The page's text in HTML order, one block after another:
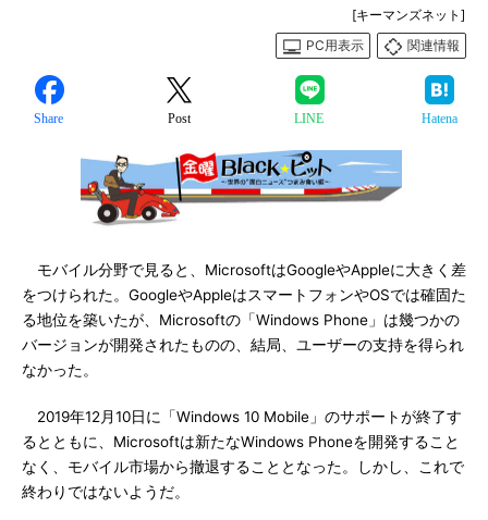
[キーマンズネット]
PC用表示
関連情報
Share Post LINE Hatena
モバイル分野で見ると、MicrosoftはGoogleやAppleに大きく差
をつけられた。GoogleやAppleはスマートフォンやOSでは確固た
る地位を築いたが、Microsoftの「Windows Phone」は幾つかの
バージョンが開発されたものの、結局、ユーザーの支持を得られ
なかった。
2019年12月10日に「Windows 10 Mobile」のサポートが終了す
るとともに、Microsoftは新たなWindows Phoneを開発すること
なく、モバイル市場から撤退することとなった。しかし、これで
終わりではないようだ。